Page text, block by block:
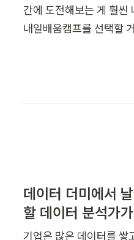
간에 도전해보는 게 훨씬
내일배움캠프를 선택할
데이터 더미에서
할 데이터 분석가
기업은 많은 데이터를 쌓